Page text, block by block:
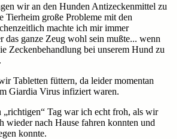
wir an den Hunden Antizeckenmittel zu
Tierheim große Probleme mit den
machte ich mir immer
das ganze Zeug wohl sein mußte... wenn
Zeckenbehandlung bei unserem Hund zu
Tabletten füttern, da leider momentan
Giardia Virus infiziert waren.
„richtigen“ Tag war ich echt froh, als wir
wieder nach Hause fahren konnten und
konnte.